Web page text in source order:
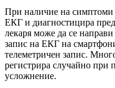
При наличие на симптоми
ЕКГ и диагностицира
лекаря може да се
запис на ЕКГ на
телеметричен запис.
регистрира случайно при
усложнение.